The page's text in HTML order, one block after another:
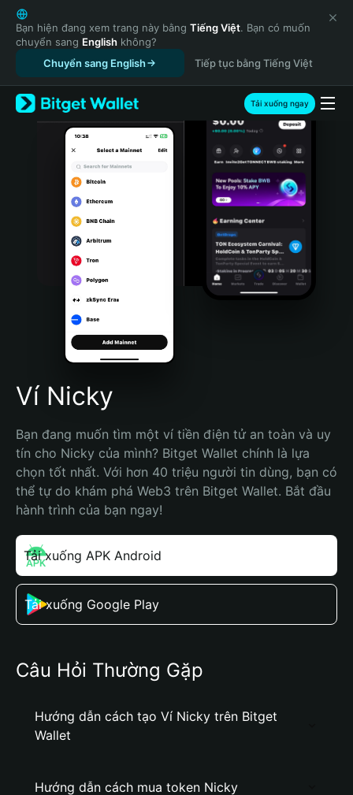
English
日本語
Tiếng Việt
Русский
Español (Latinoamérica)
Türkçe
Italiano
Português (Portugal)
Bahasa Indonesia
Português (Brasil)
Español (Argentina)
Bạn hiện đang xem trang này bằng Tiếng Việt. Bạn có muốn
chuyển sang English không?
Chuyển sang English
Tiếp tục bằng Tiếng Việt
Tải xuống ngay
Ví Nicky
Bạn đang muốn tìm một ví tiền điện tử an toàn và uy
tín cho Nicky của mình? Bitget Wallet chính là lựa
chọn tốt nhất. Với hơn 40 triệu người tin dùng, bạn có
thể tự do khám phá Web3 trên Bitget Wallet. Bắt đầu
hành trình của bạn ngay!
Tải xuống APK Android
Tải xuống Google Play
Câu Hỏi Thường Gặp
Hướng dẫn cách tạo Ví Nicky trên Bitget
Wallet
Hướng dẫn cách mua token Nicky